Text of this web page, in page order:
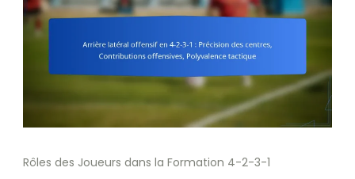
Rôles des Joueurs dans la Formation 4-2-3-1